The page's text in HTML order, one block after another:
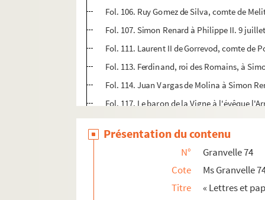
Fol. 106. Ruy Gomez de Silva, comte de
Fol. 107. Simon Renard à Philippe II. 9
Fol. 111. Laurent II de Gorrevod, comte de
Fol. 113. Ferdinand, roi des Romains, à
Fol. 114. Juan Vargas de Molina à Simon
Fol. 117. Le baron de la Vigne à l'évêque
Fol. 121. Le capitaine Myllort à l'évêque
Fol. 124. « Remonstrances faictes au roy
Fol. 128. Le secrétaire Ayala à Simon
Fol. 130-132. Emmanuel-Philibert, duc de
Fol. 134. Le connétable de Montmorency
Présentation du contenu
N°
Granvelle 74
Cote
Ms Granvelle
Titre
« Lettres et